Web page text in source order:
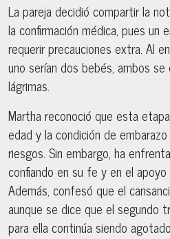
La pareja decidió compartir la
la confirmación médica, pues un
requerir precauciones extra. Al
uno serían dos bebés, ambos
lágrimas.
Martha reconoció que esta
edad y la condición de
riesgos. Sin embargo, ha
confiando en su fe y en el
Además, confesó que el
aunque se dice que el segundo
para ella continúa siendo